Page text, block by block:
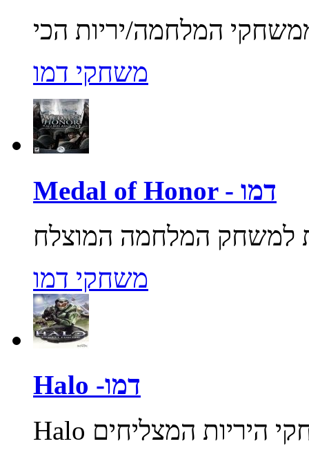
משחקי דמו
Medal of Honor - דמו
משחקי דמו
Halo -דמו